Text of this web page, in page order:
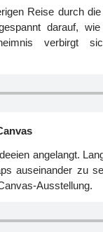
Reise durch
darauf,
verbirgt
angelangt.
auseinander zu
Ausstellung.